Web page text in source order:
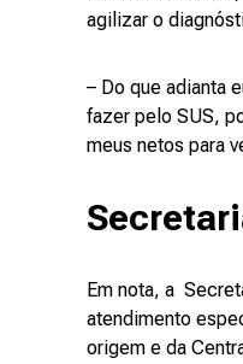
agilizar o
– Do que adianta
fazer pelo SUS,
meus netos para
Em nota, a
atendimento
origem e da